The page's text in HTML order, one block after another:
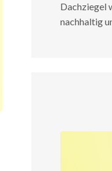
Dachziegel
nachhaltig